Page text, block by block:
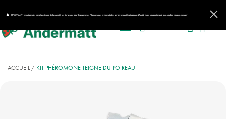
ACCUEIL KIT PHÉROMONE TEIGNE DU POIREAU
IMPORTANT : en raison des congés estivaux de la société, les livraisons pour les gammes Phéromones et Nématodes seront impactées jusqu'au 17 août. Nous vous prions de bien vouloir nous en excuser.